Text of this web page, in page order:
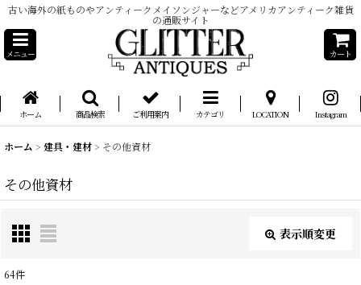
古い海外の紙ものやアンティークメイソンジャーなどアメリカアンティーク雑貨
の通販サイト
メニュー カート
ホーム 商品検索 ご利用案内 カテゴリ LOCATION Instagram
ホーム > 建具・建材> その他資材
その他資材
表示順変更
閉じる
64件